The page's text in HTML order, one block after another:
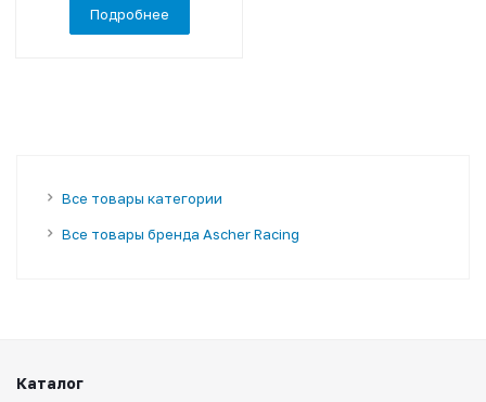
Подробнее
Все товары категории
Все товары бренда Ascher Racing
Каталог